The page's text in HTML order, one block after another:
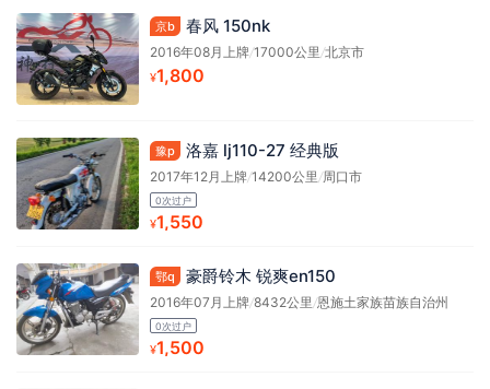
京b 春风 150nk
2016年08月上牌/17000公里 /北京市
¥1,800
豫p 洛嘉 lj110-27 经典版
2017年12月上牌/14200公里 /周口市
0次过户
¥1,550
鄂q 豪爵铃木 锐爽en150
2016年07月上牌/8432公里 /恩施土家族苗族自治州
0次过户
¥1,500